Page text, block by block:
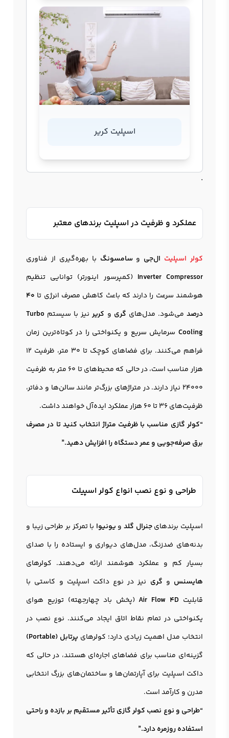
اسپلیت کریر
.
عملکرد و ظرفیت در اسپلیت برندهای معتبر
کولر اسپلیت ال‌جی و سامسونگ با بهره‌گیری از فناوری
Inverter Compressor (کمپرسور اینورتر) توانایی تنظیم
هوشمند سرعت را دارند که باعث کاهش مصرف انرژی تا ۴۰
درصد می‌شود. مدل‌های گری و کریرنیز با سیستم Turbo
Cooling سرمایش سریع و یکنواختی را در کوتاه‌ترین زمان
فراهم می‌کنند. برای فضاهای کوچک تا ۳۰ متر، ظرفیت ۱۲
هزار مناسب است، در حالی که محیط‌های تا ۶۰ متر به ظرفیت
24000 نیاز دارند. در متراژهای بزرگ‌تر مانند سالن‌ها و دفاتر،
ظرفیت‌های 36 تا 60 هزار عملکرد ایده‌آل خواهند داشت.
“کولر گازی مناسب با ظرفیت متراژ انتخاب کنید تا در مصرف
برق صرفه‌جویی و عمر دستگاه را افزایش دهید.”
طراحی و نوع نصب انواع کولر اسپیلت
اسپلیت برندهایجنرال گلدو یونیوا با تمرکز بر طراحی زیبا و
بدنه‌های ضدزنگ، مدل‌های دیواری و ایستاده را با صدای
بسیار کم و عملکرد هوشمند ارائه می‌دهند. کولرهای
هایسنس و گری نیز در نوع داکت اسپلیت و کاستی با
قابلیت Air Flow 4D(پخش باد چهارجهته) توزیع هوای
یکنواختی در تمام نقاط اتاق ایجاد می‌کنند. نوع نصب در
انتخاب مدل اهمیت زیادی دارد؛ کولرهای پرتابل (Portable)
گزینه‌ای مناسب برای فضاهای اجاره‌ای هستند، در حالی که
داکت اسپلیت برای آپارتمان‌ها و ساختمان‌های بزرگ انتخابی
مدرن و کارآمد است.
“طراحی و نوع نصب کولر گازی تأثیر مستقیم بر بازده و راحتی
استفاده روزمره دارد.”